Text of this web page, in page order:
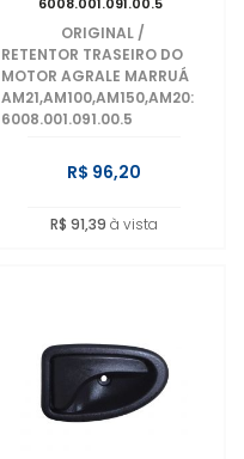
ORIGINAL /
RETENTOR TRASEIRO DO
MOTOR AGRALE MARRUÁ
AM21,AM100,AM150,AM20:
6008.001.091.00.5
R$ 96,20
R$ 91,39 à vista